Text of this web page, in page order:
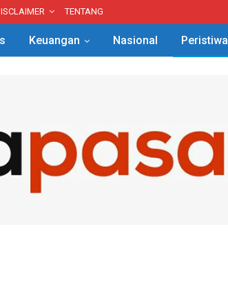
TENTANG
Keuangan Nasional Peristiwa